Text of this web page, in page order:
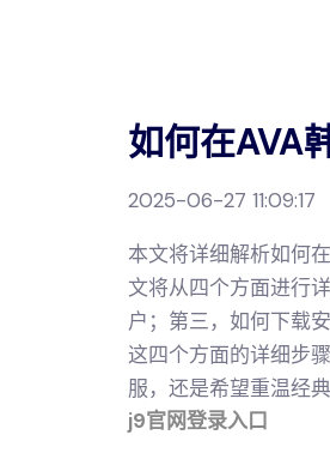
如何在AVA
2025-06-27 11:09:17
本文将详细解析如何
文将从四个方面进行
户；第三，如何下载
这四个方面的详细步
服，还是希望重温经
j9官网登录入口